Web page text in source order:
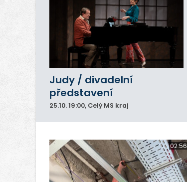
Judy / divadelní
představení
25.10.19:00, Celý MS kraj
02:56